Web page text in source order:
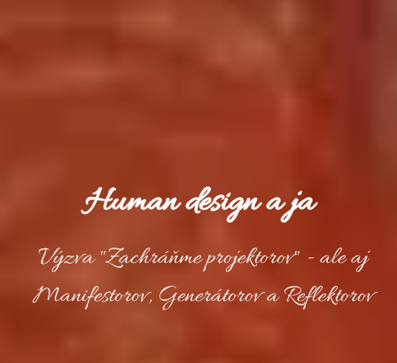
Human design a ja
Výzva "Zachráňme projektorov" - ale aj
Manifestorov, Generátorov a Reflektorov